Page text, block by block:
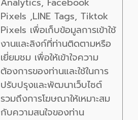
Pixels ,LINE Tags, Tiktok
Pixels เพื่อเก็บข้อมูลการเข้าใช้
งานและลิงก์ที่ท่านติดตามหรือ
เยี่ยมชม เพื่อให้เข้าใจความ
ต้องการของท่านและใช้ในการ
ปรับปรุงและพัฒนาเว็บไซต์
รวมถึงการโฆษณาให้เหมาะสม
กับความสนใจของท่าน